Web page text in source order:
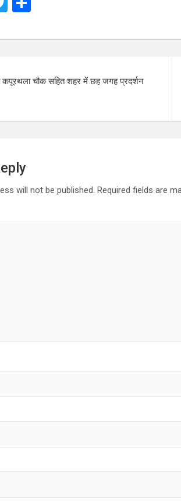
tt ar
चौक सहित शहर में छह जगह प्रदर्शन
will not be published. Required fields are